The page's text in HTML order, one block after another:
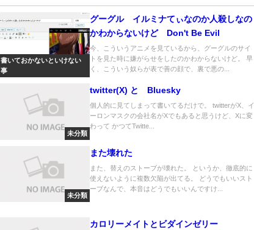
書いておかないといけない
事
グーグル イルミナてぃなのか人殺しなの
かわからないけど Don't Be Evil
今、こういうアニメを見ているから、グーグルのサイ
トを見た時に嫌がらせをしたのかわからないけど。 早
く、こういう奴らが表で善の顔で、裏で悪の...
未分類
twitter(X) と Bluesky
個人的に見てしまって書いてるだけで。 twitterがX、イ
ーロンマスクの会社名がXでもあると思うけど、Xに変
わって かつてTwitte...
未分類
また壊れた
また、替えのストーブが壊れた。 というか、徹底的に
使えないように複数欠陥が出てる。 どうでもいいスト
ーブなんで、本音はどうでもいいんですけ...
カロリーメイトとビダインゼリー